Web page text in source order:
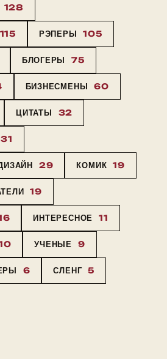
128
115 РЭПЕРЫ 105
БЛОГЕРЫ 75
БИЗНЕСМЕНЫ 60
ЦИТАТЫ 32
31
29 КОМИК 19
19
ИНТЕРЕСНОЕ 11
УЧЕНЫЕ 9
6 СЛЕНГ 5